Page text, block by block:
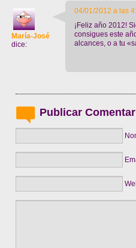
María-José
dice:
04/01/2012 a las
¡Feliz año 2012!
consigues este
alcances, o a tu
Publicar